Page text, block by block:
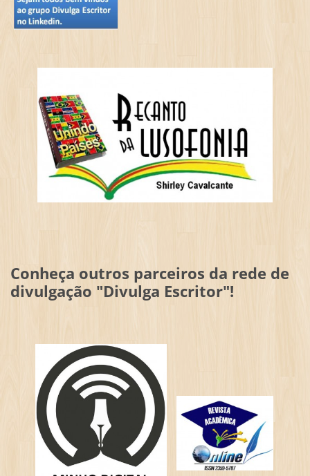
Conheça outros parceiros da rede de
divulgação "Divulga Escritor"!